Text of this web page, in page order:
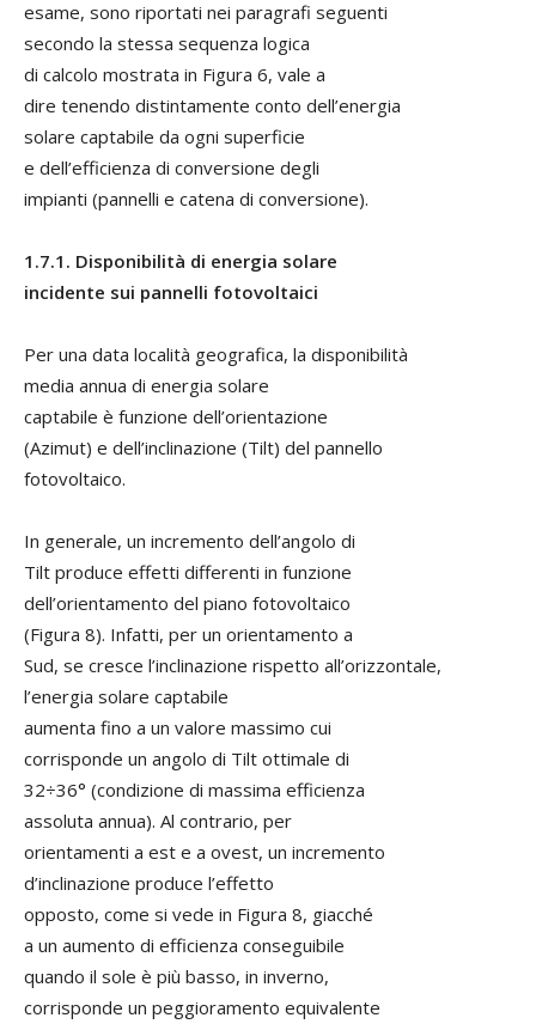
esame, sono riportati nei paragrafi seguenti
secondo la stessa sequenza logica
di calcolo mostrata in Figura 6, vale a
dire tenendo distintamente conto dell’energia
solare captabile da ogni superficie
e dell’efficienza di conversione degli
impianti (pannelli e catena di conversione).
1.7.1. Disponibilità di energia solare
incidente sui pannelli fotovoltaici
Per una data località geografica, la disponibilità
media annua di energia solare
captabile è funzione dell’orientazione
(Azimut) e dell’inclinazione (Tilt) del pannello
fotovoltaico.
In generale, un incremento dell’angolo di
Tilt produce effetti differenti in funzione
dell’orientamento del piano fotovoltaico
(Figura 8). Infatti, per un orientamento a
Sud, se cresce l’inclinazione rispetto all’orizzontale,
l’energia solare captabile
aumenta fino a un valore massimo cui
corrisponde un angolo di Tilt ottimale di
32÷36° (condizione di massima efficienza
assoluta annua). Al contrario, per
orientamenti a est e a ovest, un incremento
d’inclinazione produce l’effetto
opposto, come si vede in Figura 8, giacché
a un aumento di efficienza conseguibile
quando il sole è più basso, in inverno,
corrisponde un peggioramento equivalente